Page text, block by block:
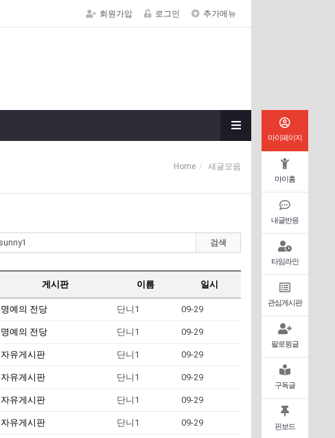
회원가입 로그인 추가메뉴
Home 새글모음
마이페이지
마이홈
내글반응
타임라인
관심게시판
팔로윙글
구독글
핀보드
검색
게시판 이름 일시
명예의 전당 단니1 09-29
명예의 전당 단니1 09-29
자유게시판 단니1 09-29
자유게시판 단니1 09-29
자유게시판 단니1 09-29
자유게시판 단니1 09-29